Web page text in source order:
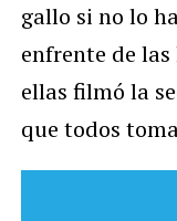
gallo si no lo
enfrente de
ellas filmó la
que todos